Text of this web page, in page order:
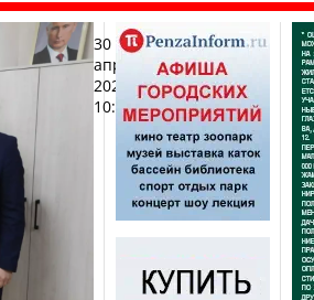
30
апреля
2025,
10:11